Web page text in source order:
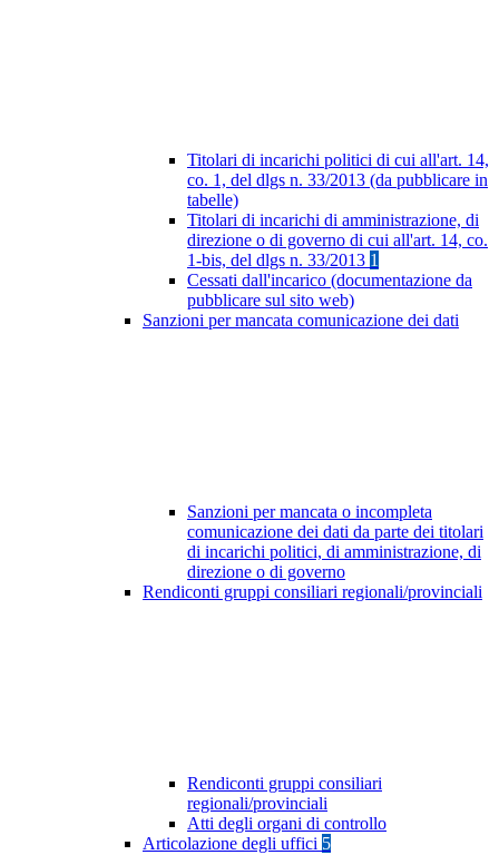
Titolari di incarichi politici di cui all'art. 14,
co. 1, del dlgs n. 33/2013 (da pubblicare in
tabelle)
Titolari di incarichi di amministrazione, di
direzione o di governo di cui all'art. 14, co.
1-bis, del dlgs n. 33/2013 1
Cessati dall'incarico (documentazione da
pubblicare sul sito web)
Sanzioni per mancata comunicazione dei dati
Sanzioni per mancata o incompleta
comunicazione dei dati da parte dei titolari
di incarichi politici, di amministrazione, di
direzione o di governo
Rendiconti gruppi consiliari regionali/provinciali
Rendiconti gruppi consiliari
regionali/provinciali
Atti degli organi di controllo
Articolazione degli uffici 5